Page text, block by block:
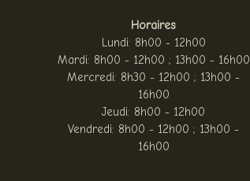
Horaires
Lundi: 8h00 - 12h00
Mardi: 8h00 - 12h00 ; 13h00 - 16h00
Mercredi: 8h30 - 12h00 ; 13h00 -
16h00
Jeudi: 8h00 - 12h00
Vendredi: 8h00 - 12h00 ; 13h00 -
16h00